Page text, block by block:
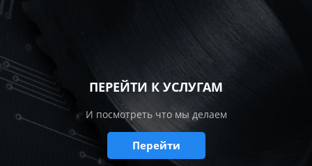
ПЕРЕЙТИ К УСЛУГАМ
И посмотреть что мы делаем
Перейти